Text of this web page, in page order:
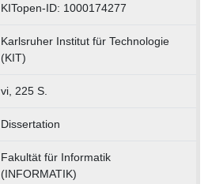
KITopen-ID: 1000174277
Karlsruher Institut für Technologie
(KIT)
vi, 225 S.
Dissertation
Fakultät für Informatik
(INFORMATIK)